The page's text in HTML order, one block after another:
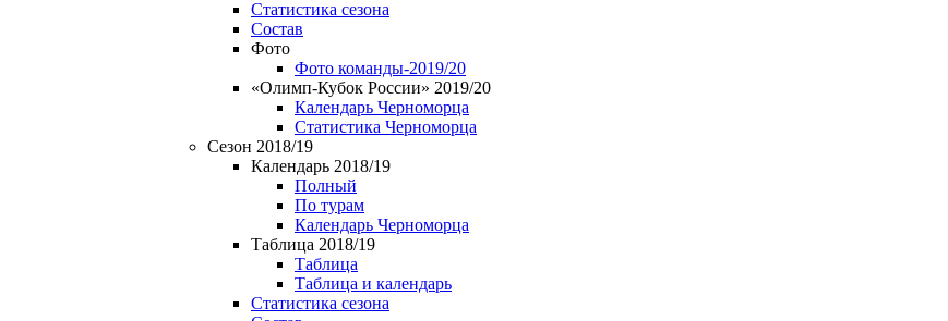
Статистика сезона
Состав
Фото
Фото команды-2019/20
«Олимп-Кубок России» 2019/20
Календарь Черноморца
Статистика Черноморца
Сезон 2018/19
Календарь 2018/19
Полный
По турам
Календарь Черноморца
Таблица 2018/19
Таблица
Таблица и календарь
Статистика сезона